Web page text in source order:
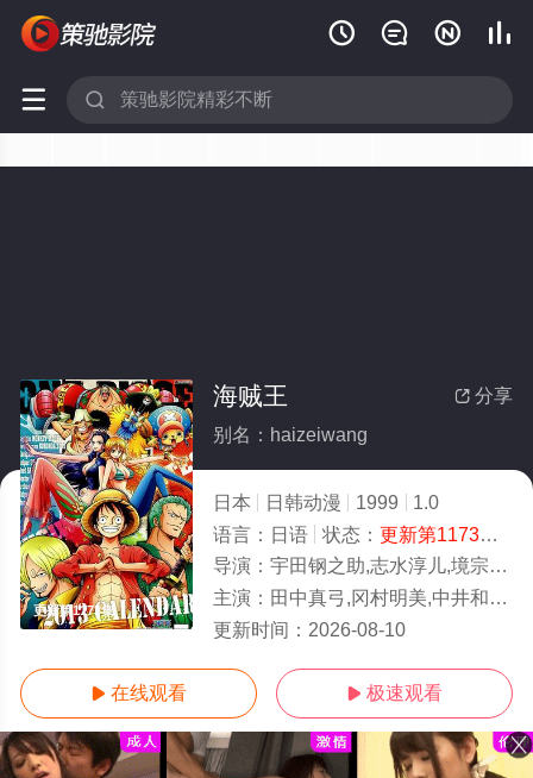
   
 
更新第1173集
 分享
海贼王
别名：haizeiwang
日本 日韩动漫 1999
1.0
语言： 日语 状态： 更新第1173集
导演： 宇田钢之助,志水淳儿,境宗久,宮元宏彰,长峰达也,山内重保,大塚隆史,贝泽幸男
主演： 田中真弓,冈村明美,中井和哉,山口胜平,平田广明,大谷育江,山口由里子,矢尾一树,长岛雄一,池田秀一,古川登志夫,古谷彻,大塚周夫,津嘉山
更新时间： 2026-08-10
 在线观看  极速观看